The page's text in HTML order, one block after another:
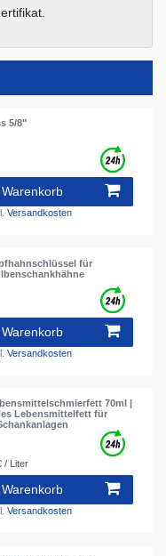
5/8"
Versandkosten
für
Versandkosten
70ml |
Lebensmittelfett für
/ Liter
Versandkosten